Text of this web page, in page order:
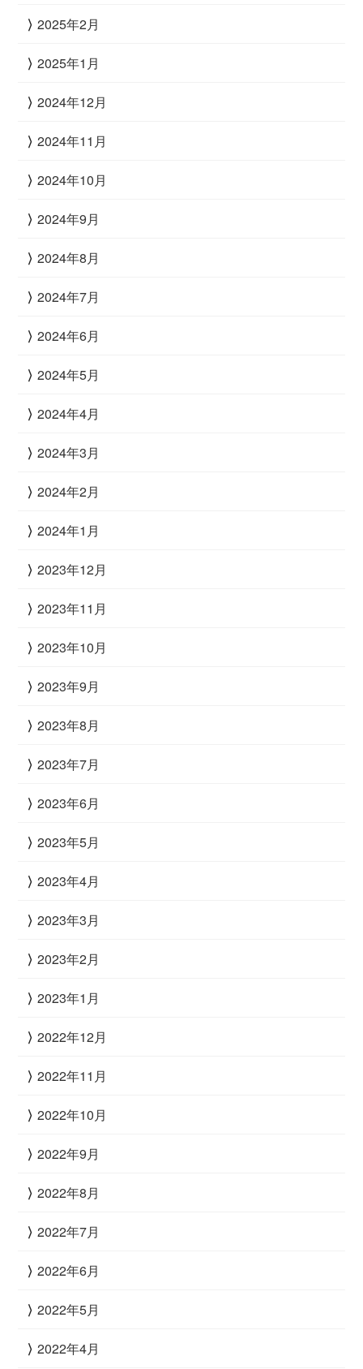
2025年2月
2025年1月
2024年12月
2024年11月
2024年10月
2024年9月
2024年8月
2024年7月
2024年6月
2024年5月
2024年4月
2024年3月
2024年2月
2024年1月
2023年12月
2023年11月
2023年10月
2023年9月
2023年8月
2023年7月
2023年6月
2023年5月
2023年4月
2023年3月
2023年2月
2023年1月
2022年12月
2022年11月
2022年10月
2022年9月
2022年8月
2022年7月
2022年6月
2022年5月
2022年4月